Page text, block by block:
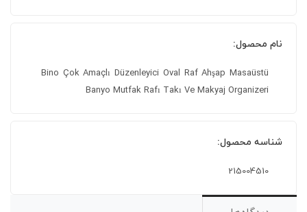
نام محصول:
Bino Çok Amaçlı Düzenleyici Oval Raf Ahşap Masaüstü
Banyo Mutfak Rafı Takı Ve Makyaj Organizeri
شناسه محصول:
215004510